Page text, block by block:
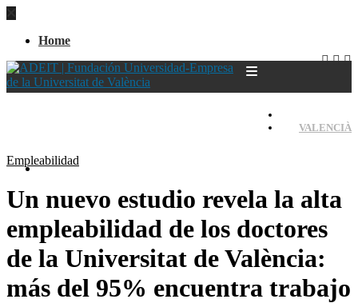
Home
VALENCIÀ
Home
Empleabilidad
Un nuevo estudio revela la alta
empleabilidad de los doctores
de la Universitat de València:
más del 95% encuentra trabajo